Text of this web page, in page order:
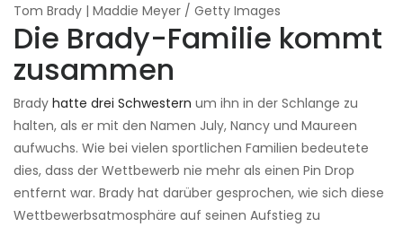
Tom Brady | Maddie Meyer / Getty Images
Die Brady-Familie kommt
zusammen
Brady hatte drei Schwestern um ihn in der Schlange zu
halten, als er mit den Namen July, Nancy und Maureen
aufwuchs. Wie bei vielen sportlichen Familien bedeutete
dies, dass der Wettbewerb nie mehr als einen Pin Drop
entfernt war. Brady hat darüber gesprochen, wie sich diese
Wettbewerbsatmosphäre auf seinen Aufstieg zu